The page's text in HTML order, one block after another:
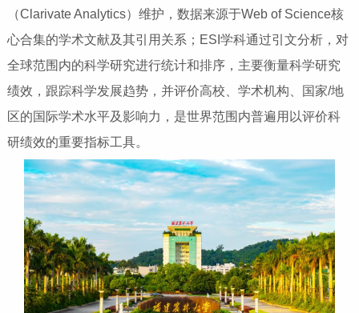
（Clarivate Analytics）维护，数据来源于Web of Science核
心合集的学术文献及其引用关系；ESI学科通过引文分析，对
全球范围内的科学研究进行统计和排序，主要衡量科学研究
绩效，跟踪科学发展趋势，并评价高校、学术机构、国家/地
区的国际学术水平及影响力，是世界范围内普遍用以评价科
研绩效的重要指标工具。